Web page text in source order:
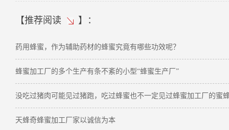
【推荐阅读 】：
药用蜂蜜，作为辅助药材的蜂蜜究竟有哪些功效呢？
蜂蜜加工厂的多个生产有条不紊的小型“蜂蜜生产厂”
没吃过猪肉可能见过猪跑，吃过蜂蜜也不一定见过蜂蜜加工厂的蜜
天蜂奇蜂蜜加工厂家以诚信为本